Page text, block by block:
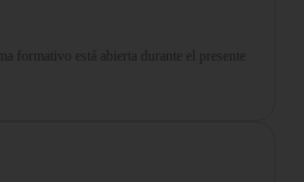
formativo está abierta durante el presente